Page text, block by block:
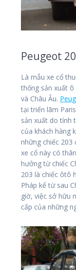
Peugeot
Là mẫu xe cổ
thống sản xuất
và Châu Âu.
tại triển lãm
sản xuất do tính
của khách hàng
những chiếc 203
xe cổ này có
hưởng từ chiếc
203 là chiếc ôtô
Pháp kể từ sau
giờ, việc sở hữu
cấp của những